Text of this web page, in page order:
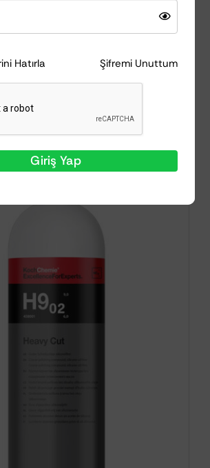
1Litre
₺2.208,63
Hatırla Şifremi Unuttum
Giriş Yap